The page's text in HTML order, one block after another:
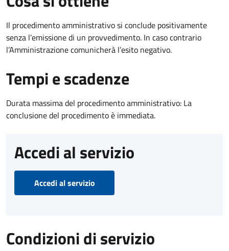
Il procedimento amministrativo si conclude positivamente
senza l’emissione di un provvedimento. In caso contrario
l’Amministrazione comunicherà l’esito negativo.
Tempi e scadenze
Durata massima del procedimento amministrativo: La
conclusione del procedimento è immediata.
Accedi al servizio
Accedi al servizio
Condizioni di servizio